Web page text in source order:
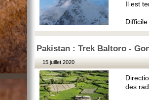
Il est
Difficile
Pakistan : Trek Baltoro -
15 juillet 2020
des